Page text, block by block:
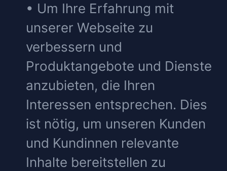
• Um Ihre Erfahrung mit
unserer Webseite zu
verbessern und
Produktangebote und Dienste
anzubieten, die Ihren
Interessen entsprechen. Dies
ist nötig, um unseren Kunden
und Kundinnen relevante
Inhalte bereitstellen zu